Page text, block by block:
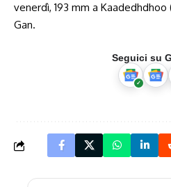
venerdì, 193 mm a Kaadedhdhoo
Gan.
Seguici su